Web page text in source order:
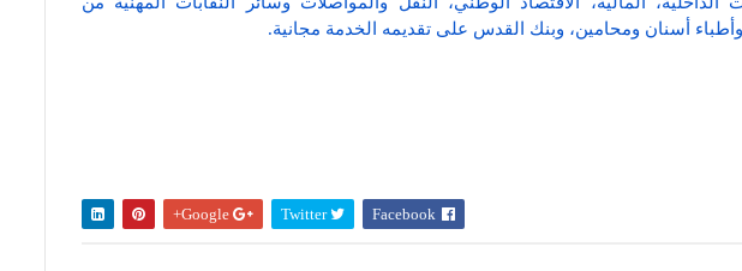
أسنان ومحامين، وبنك القدس على تقديمه الخدمة مجانية.
Twitter
Google+